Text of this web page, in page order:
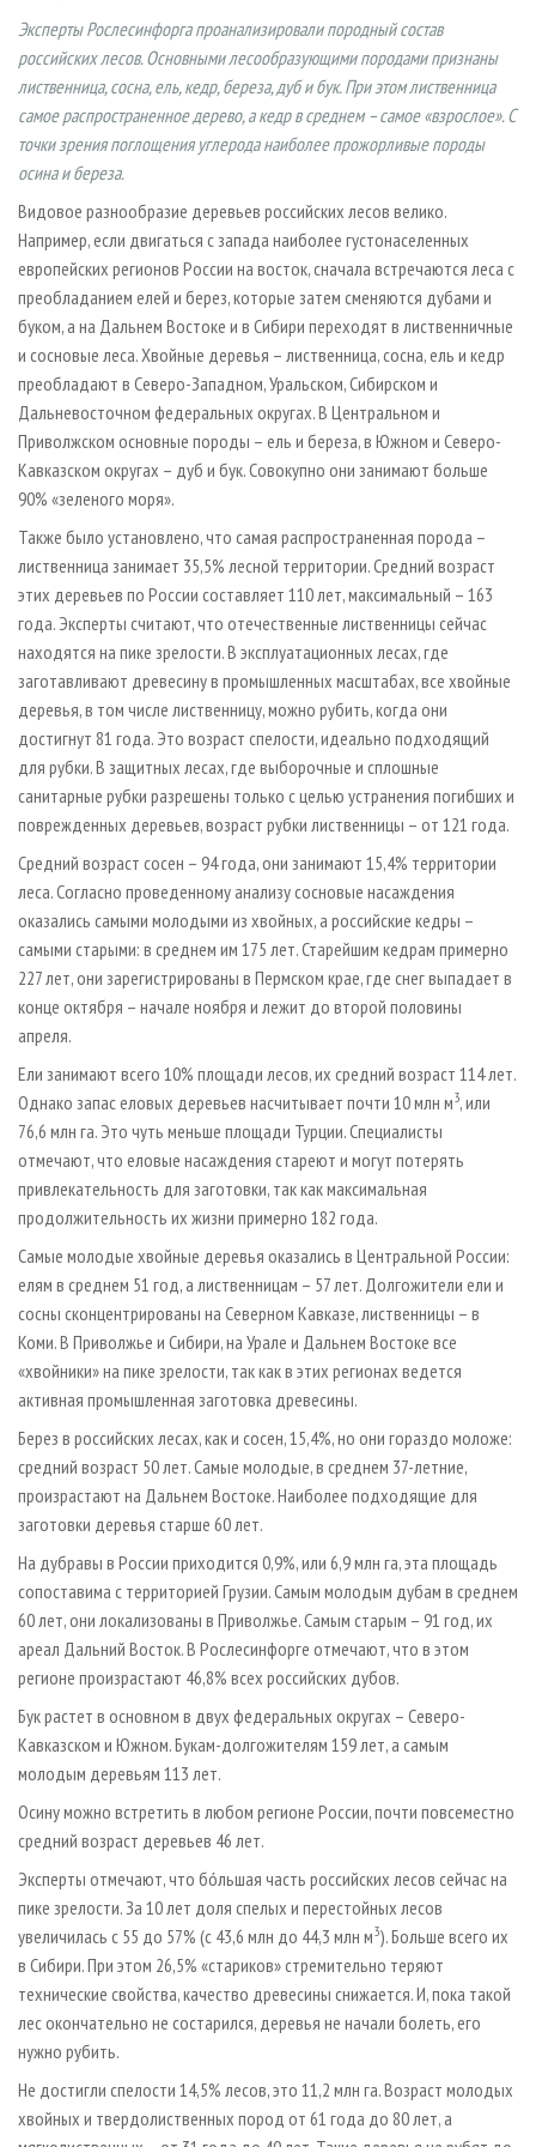
СУШКА ДРЕВЕСИНЫ
ПРОИЗВОДСТВО ДРЕВЕСНЫХ ПЛИТ
ДЕРЕВЯННОЕ ДОМОСТРОЕНИЕ
ПРОИЗВОДСТВО МЕБЕЛИ
БИОЭНЕРГЕТИКА
ЦБП
ИНСТРУМЕНТ И МАТЕРИАЛЫ
ПЕРСОНЫ
МОБИЛЬНЫЕ ВЫСТАВКИ
ОФИЦИАЛЬНЫЕ ДЕЛЕГАЦИИ
ПРИОРИТЕТНЫЕ ИНВЕСТПРОЕКТЫ
RUSSIAN FORESTRY REVIEW
ГАЗЕТА ЛЕСПРОМФОРУМ
БИБЛИОТЕКА СПЕЦИАЛИСТА
КОНТАКТЫ
РЕКЛАМА
РЕКЛАМА НА САЙТЕ
Эксперты Рослесинфорга проанализировали породный состав
российских лесов. Основными лесообразующими породами признаны
лиственница, сосна, ель, кедр, береза, дуб и бук. При этом лиственница
самое распространенное дерево, а кедр в среднем – самое «взрослое». С
точки зрения поглощения углерода наиболее прожорливые породы
осина и береза.
Видовое разнообразие деревьев российских лесов велико.
Например, если двигаться с запада наиболее густонаселенных
европейских регионов России на восток, сначала встречаются леса с
преобладанием елей и берез, которые затем сменяются дубами и
буком, а на Дальнем Востоке и в Сибири переходят в лиственничные
и сосновые леса. Хвойные деревья – лиственница, сосна, ель и кедр
преобладают в Северо-Западном, Уральском, Сибирском и
Дальневосточном федеральных округах. В Центральном и
Приволжском основные породы – ель и береза, в Южном и Северо-
Кавказском округах – дуб и бук. Совокупно они занимают больше
90% «зеленого моря».
Также было установлено, что самая распространенная порода –
лиственница занимает 35,5% лесной территории. Средний возраст
этих деревьев по России составляет 110 лет, максимальный – 163
года. Эксперты считают, что отечественные лиственницы сейчас
находятся на пике зрелости. В эксплуатационных лесах, где
заготавливают древесину в промышленных масштабах, все хвойные
деревья, в том числе лиственницу, можно рубить, когда они
достигнут 81 года. Это возраст спелости, идеально подходящий
для рубки. В защитных лесах, где выборочные и сплошные
санитарные рубки разрешены только с целью устранения погибших и
поврежденных деревьев, возраст рубки лиственницы – от 121 года.
Средний возраст сосен – 94 года, они занимают 15,4% территории
леса. Согласно проведенному анализу сосновые насаждения
оказались самыми молодыми из хвойных, а российские кедры –
самыми старыми: в среднем им 175 лет. Старейшим кедрам примерно
227 лет, они зарегистрированы в Пермском крае, где снег выпадает в
конце октября – начале ноября и лежит до второй половины
апреля.
Ели занимают всего 10% площади лесов, их средний возраст 114 лет.
Однако запас еловых деревьев насчитывает почти 10 млн м3, или
76,6 млн га. Это чуть меньше площади Турции. Специалисты
отмечают, что еловые насаждения стареют и могут потерять
привлекательность для заготовки, так как максимальная
продолжительность их жизни примерно 182 года.
Самые молодые хвойные деревья оказались в Центральной России:
елям в среднем 51 год, а лиственницам – 57 лет. Долгожители ели и
сосны сконцентрированы на Северном Кавказе, лиственницы – в
Коми. В Приволжье и Сибири, на Урале и Дальнем Востоке все
«хвойники» на пике зрелости, так как в этих регионах ведется
активная промышленная заготовка древесины.
Берез в российских лесах, как и сосен, 15,4%, но они гораздо моложе:
средний возраст 50 лет. Самые молодые, в среднем 37-летние,
произрастают на Дальнем Востоке. Наиболее подходящие для
заготовки деревья старше 60 лет.
На дубравы в России приходится 0,9%, или 6,9 млн га, эта площадь
сопоставима с территорией Грузии. Самым молодым дубам в среднем
60 лет, они локализованы в Приволжье. Самым старым – 91 год, их
ареал Дальний Восток. В Рослесинфорге отмечают, что в этом
регионе произрастают 46,8% всех российских дубов.
Бук растет в основном в двух федеральных округах – Северо-
Кавказском и Южном. Букам-долгожителям 159 лет, а самым
молодым деревьям 113 лет.
Осину можно встретить в любом регионе России, почти повсеместно
средний возраст деревьев 46 лет.
Эксперты отмечают, что бóльшая часть российских лесов сейчас на
пике зрелости. За 10 лет доля спелых и перестойных лесов
увеличилась с 55 до 57% (с 43,6 млн до 44,3 млн м3). Больше всего их
в Сибири. При этом 26,5% «стариков» стремительно теряют
технические свойства, качество древесины снижается. И, пока такой
лес окончательно не состарился, деревья не начали болеть, его
нужно рубить.
Не достигли спелости 14,5% лесов, это 11,2 млн га. Возраст молодых
хвойных и твердолиственных пород от 61 года до 80 лет, а